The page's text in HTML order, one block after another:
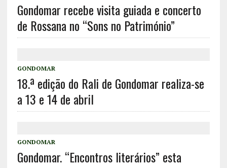
Gondomar recebe visita guiada e concerto
de Rossana no “Sons no Património”
GONDOMAR
18.ª edição do Rali de Gondomar realiza-se
a 13 e 14 de abril
GONDOMAR
Gondomar. “Encontros literários” esta